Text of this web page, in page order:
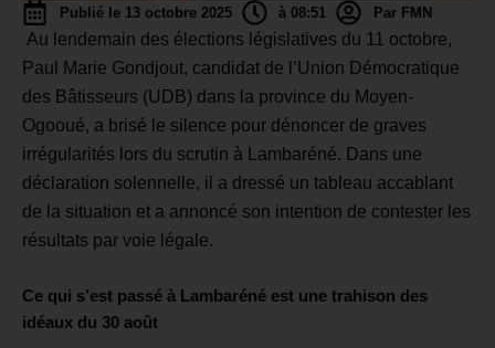
Publié le 13 octobre 2025 à 08:51 Par FMN
Au lendemain des élections législatives du 11 octobre,
Paul Marie Gondjout, candidat de l’Union Démocratique
des Bâtisseurs (UDB) dans la province du Moyen-
Ogooué, a brisé le silence pour dénoncer de graves
irrégularités lors du scrutin à Lambaréné. Dans une
déclaration solennelle, il a dressé un tableau accablant
de la situation et a annoncé son intention de contester les
résultats par voie légale.
Ce qui s’est passé à Lambaréné est une trahison des
idéaux du 30 août